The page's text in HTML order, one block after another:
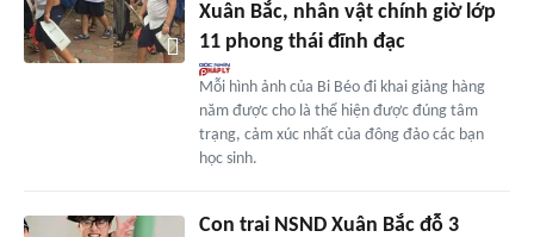
Xuân Bắc, nhân vật chính giờ lớp
11 phong thái đĩnh đạc
Mỗi hình ảnh của Bi Béo đi khai giảng hàng
năm được cho là thể hiện được đúng tâm
trạng, cảm xúc nhất của đông đảo các bạn
học sinh.
Con trai NSND Xuân Bắc đỗ 3